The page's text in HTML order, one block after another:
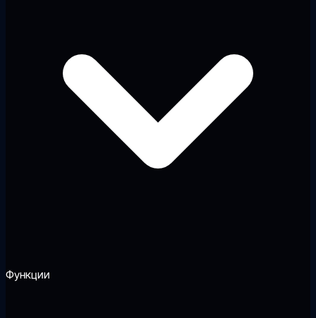
Функции